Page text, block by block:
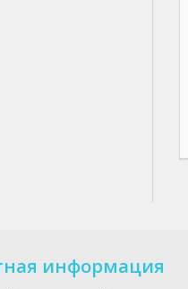
информация